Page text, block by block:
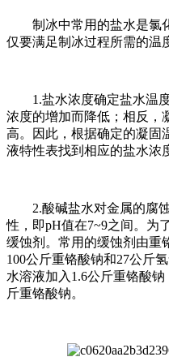
制冰中常用的盐水是氯
仅要满足制冰过程所需的温
1.盐水浓度确定盐水温度
浓度的增加而降低；相反，
高。因此，根据确定的凝固
液特性表找到相应的盐水浓
2.酸碱盐水对金属的腐蚀
性，即pH值在7~9之间。为
缓蚀剂。常用的缓蚀剂由重
100公斤重铬酸钠和27公斤
水溶液加入1.6公斤重铬酸
斤重铬酸钠。